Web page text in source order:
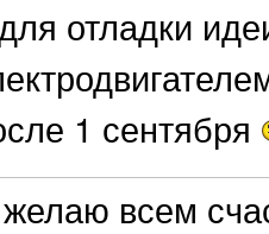
отладки
1 сентября
всем